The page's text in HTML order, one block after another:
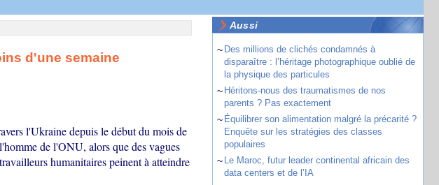
d'une semaine
l'Ukraine depuis le début du mois de
de l'ONU, alors que des vagues
humanitaires peinent à atteindre
Aussi
~ Des millions de clichés condamnés à
disparaître : l’héritage photographique oublié de
la physique des particules
~ Héritons-nous des traumatismes de nos
parents ? Pas exactement
~ Équilibrer son alimentation malgré la précarité ?
Enquête sur les stratégies des classes
populaires
~ Le Maroc, futur leader continental africain des
data centers et de l’IA